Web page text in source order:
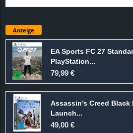
Anzeige
EA Sports FC 27
PlayStation...
79,99 €
Assassin’s Creed
Launch...
49,00 €